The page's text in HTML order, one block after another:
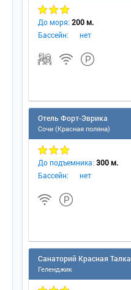
До моря: 200 м.
Бассейн:
нет
Отель Форт-Эврика
Сочи (Красная поляна)
До подъемника: 300 м.
Бассейн:
нет
Санаторий Красная Талка
Геленджик